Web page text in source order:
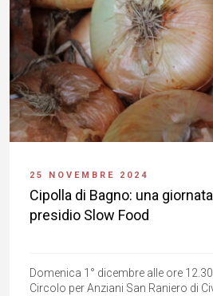
25 NOVEMBRE 2024
Cipolla di Bagno: una
presidio Slow Food
Domenica 1° dicembre alle ore
Circolo per Anziani San Raniero di